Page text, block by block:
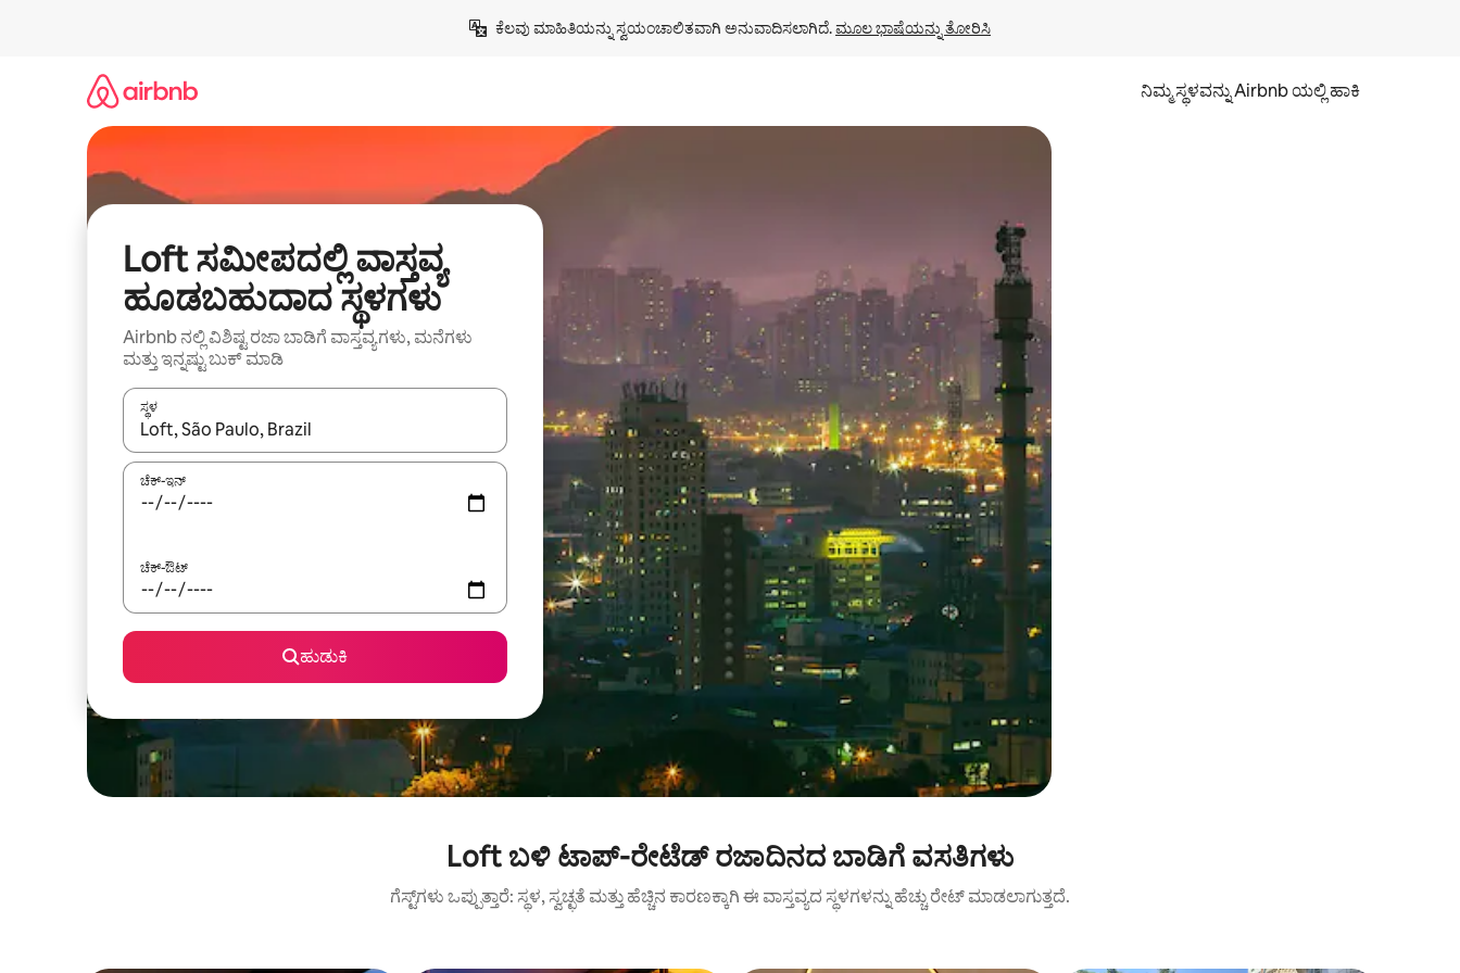
ಕೆಲವು ಮಾಹಿತಿಯನ್ನು ಸ್ವಯಂಚಾಲಿತವಾಗಿ ಅನುವಾದಿಸಲಾಗಿದೆ. ಮೂಲ ಭಾಷೆಯನ್ನು ತೋರಿಸಿ
ನಿಮ್ಮ ಸ್ಥಳವನ್ನು Airbnb ಯಲ್ಲಿ ಹಾಕಿ
Loft ಸಮೀಪದಲ್ಲಿ ವಾಸ್ತವ್ಯ
ಹೂಡಬಹುದಾದ ಸ್ಥಳಗಳು
Airbnb ನಲ್ಲಿ ವಿಶಿಷ್ಟ ರಜಾ ಬಾಡಿಗೆ ವಾಸ್ತವ್ಯಗಳು, ಮನೆಗಳು
ಮತ್ತು ಇನ್ನಷ್ಟು ಬುಕ್ ಮಾಡಿ
ಸ್ಥಳ
ಫಲಿತಾಂಶಗಳು ಲಭ್ಯವಿರುವಾಗ, ಅಪ್ ಮತ್ತು ಡೌನ್ ಬಾಣದ ಕೀಲಿಗಳೊಂದಿಗೆ ನ್ಯಾವಿಗೇಟ್ ಮಾಡಿ ಅಥವಾ ಸ್ಪರ್ಶ ಅಥವಾ ಸ್ವೈಪ್ ಗೆಸ್ಚರ್‌ಗಳ ಮೂಲಕ ಅನ್ವೇಷಿಸಿ.
ಚೆಕ್-ಇನ್
ಚೆಕ್-ಔಟ್
ಹುಡುಕಿ
Loft ಬಳಿ ಟಾಪ್-ರೇಟೆಡ್ ರಜಾದಿನದ ಬಾಡಿಗೆ ವಸತಿಗಳು
ಗೆಸ್ಟ್‌ಗಳು ಒಪ್ಪುತ್ತಾರೆ: ಸ್ಥಳ, ಸ್ವಚ್ಛತೆ ಮತ್ತು ಹೆಚ್ಚಿನ ಕಾರಣಕ್ಕಾಗಿ ಈ ವಾಸ್ತವ್ಯದ ಸ್ಥಳಗಳನ್ನು ಹೆಚ್ಚು ರೇಟ್ ಮಾಡಲಾಗುತ್ತದೆ.